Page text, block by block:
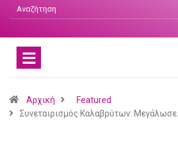
Αρχική
Featured
Συνεταιρισμός Καλαβρύτων: Μεγάλωσε…